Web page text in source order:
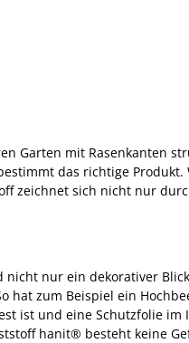
Garten mit Rasenkanten
das richtige
zeichnet sich nicht nur
nur ein dekorativer
hat zum Beispiel ein
ist und eine Schutzfolie
hanit® besteht keine